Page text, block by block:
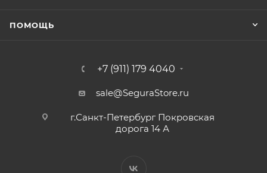
ПОМОЩЬ
+7 (911) 179 4040
sale@SeguraStore.ru
г.Санкт-Петербург Покровская
дорога 14 А